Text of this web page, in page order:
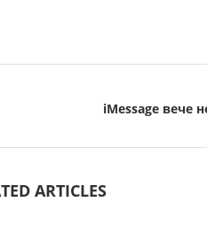
iMessage вече
ARTICLES